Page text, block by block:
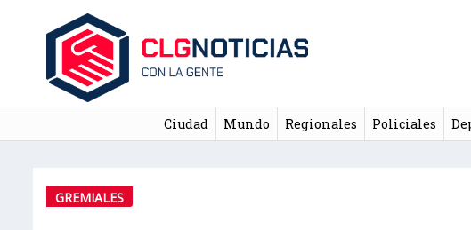
Ciudad Mundo Regionales Policiales
GREMIALES